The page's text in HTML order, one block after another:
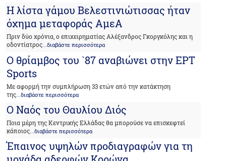
Η λίστα γάμου Βελεστινιώτισσας ήταν
όχημα μεταφοράς ΑμεΑ
Πριν δύο χρόνια, ο επιχειρηματίας Αλέξανδρος Γκοργκόλης και η
οδοντίατρος...διαβάστε περισσότερα
Ο θρίαμβος του `87 αναβιώνει στην ΕΡΤ
Sports
Με αφορμή την συμπλήρωση 33 ετών από την κατάκτηση
της ...διαβάστε περισσότερα
Ο Ναός του Θαυλίου Διός
Ποια μέρη της Κεντρικής Ελλάδας θα μπορούσε να επισκεφτεί
κάποιος...διαβάστε περισσότερα
Έπαινος υψηλών προδιαγραφών για τη